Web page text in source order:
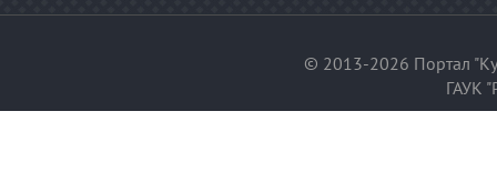
© 2013-2026 Портал
ГАУК